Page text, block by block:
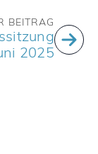
BEITRAG
2025